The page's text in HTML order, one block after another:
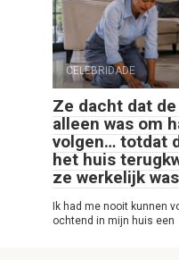
CELEBRIDADE
Ze dacht dat
alleen was om
volgen… totdat
het huis
ze werkelijk
Ik had me nooit kunnen
ochtend in mijn huis een